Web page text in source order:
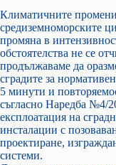
Климатичните промени
средиземноморските
промяна в
обстоятелства не се
продължаваме да
сградите за
5 минути и
съгласно Наредба №4/
експлоатация на
инсталации с
проектиране,
системи.